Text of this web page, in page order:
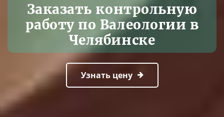
Заказать контрольную
работу по Валеологии в
Челябинске
Узнать цену